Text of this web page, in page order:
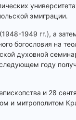
эмиграции.
1949 гг.), а
богословия на
духовной
году
и 28
и митрополитом